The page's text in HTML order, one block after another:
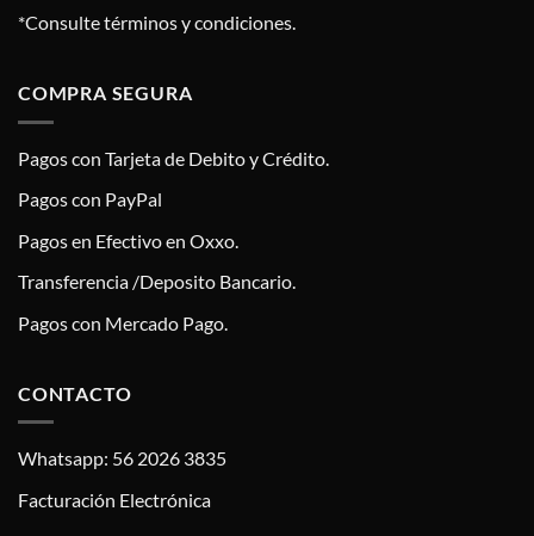
*Consulte términos y condiciones.
COMPRA SEGURA
Pagos con Tarjeta de Debito y Crédito.
Pagos con PayPal
Pagos en Efectivo en Oxxo.
Transferencia /Deposito Bancario.
Pagos con Mercado Pago.
CONTACTO
Whatsapp: 56 2026 3835
Facturación Electrónica